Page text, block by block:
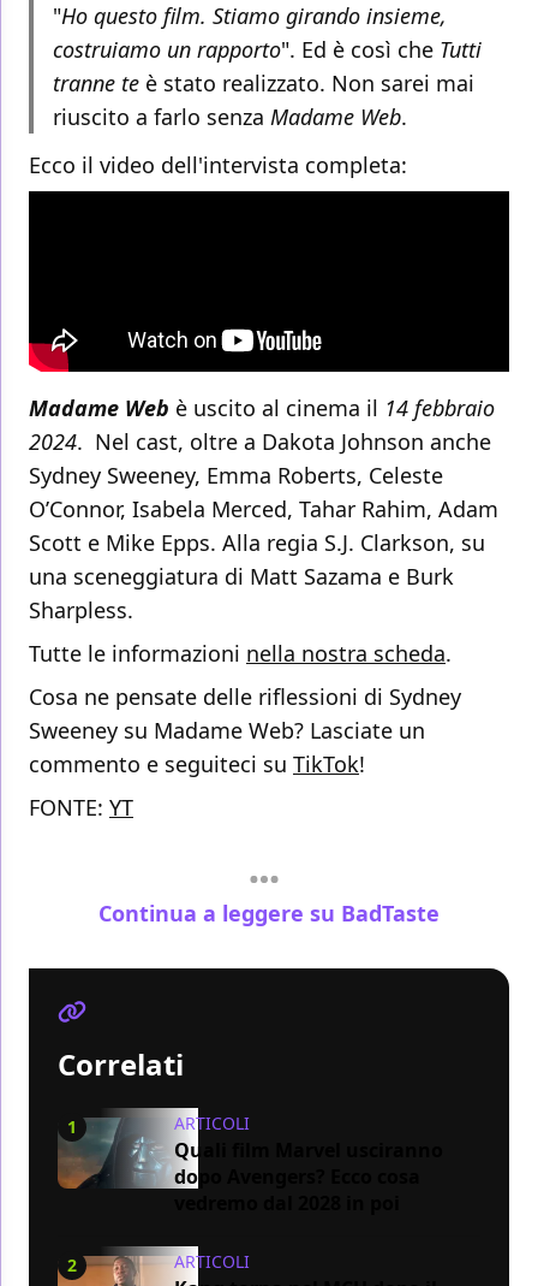
"Ho questo film. Stiamo girando insieme,
costruiamo un rapporto". Ed è così che Tutti
tranne te è stato realizzato. Non sarei mai
riuscito a farlo senza Madame Web.
Ecco il video dell'intervista completa:
Madame Web è uscito al cinema il 14 febbraio
2024. Nel cast, oltre a Dakota Johnson anche
Sydney Sweeney, Emma Roberts, Celeste
O’Connor, Isabela Merced, Tahar Rahim, Adam
Scott e Mike Epps. Alla regia S.J. Clarkson, su
una sceneggiatura di Matt Sazama e Burk
Sharpless.
Tutte le informazioni nella nostra scheda.
Cosa ne pensate delle riflessioni di Sydney
Sweeney su Madame Web? Lasciate un
commento e seguiteci su TikTok!
FONTE: YT
Continua a leggere su BadTaste
Correlati
1 ARTICOLI
Quali film Marvel usciranno
dopo Avengers? Ecco cosa
2 ARTICOLI